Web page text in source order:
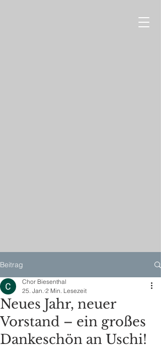
Beitrag
Neues Jahr, neuer
Vorstand – ein großes
Dankeschön an Uschi!
Chor Biesenthal
25. Jan. 2 Min. Lesezeit